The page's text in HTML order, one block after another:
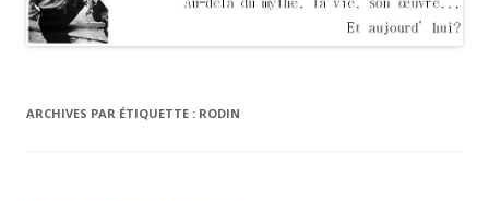
ARCHIVES PAR ÉTIQUETTE : RODIN